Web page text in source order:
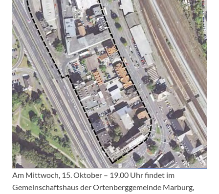
Am Mittwoch, 15. Oktober – 19.00 Uhr findet im
Gemeinschaftshaus der Ortenberggemeinde Marburg,